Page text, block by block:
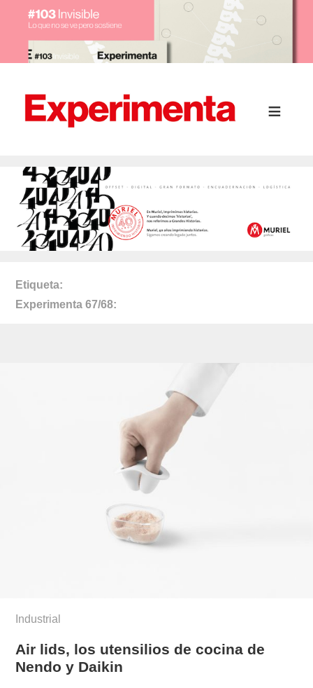
Etiqueta
Experimenta 67/68
Industrial
Air lids, los utensilios de cocina de
Nendo y Daikin